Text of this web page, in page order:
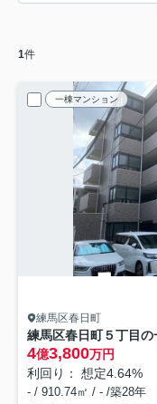
1件
一棟マンション
練馬区春日町
練馬区春日町５丁目
4億3,800万円
利回り： 想定4.64%
- / 910.74㎡ / - /築28年